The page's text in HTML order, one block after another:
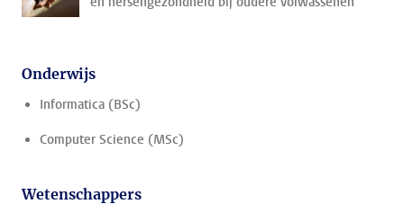
Onderwijs
Informatica (BSc)
Computer Science (MSc)
Wetenschappers